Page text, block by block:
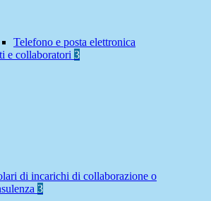
Telefono e posta elettronica
e collaboratori 3
di incarichi di collaborazione o
3